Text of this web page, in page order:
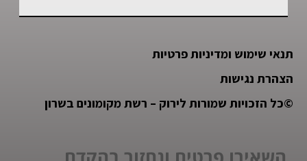
תנאי שימוש ומדיניות פרטיות
הצהרת נגישות
©כל הזכויות שמורות לירוק – רשת מקומונים בשרון